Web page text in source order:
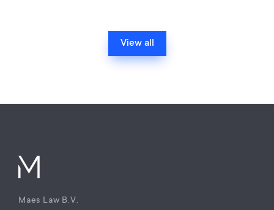
View all
Maes Law B.V.